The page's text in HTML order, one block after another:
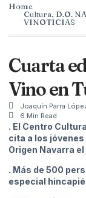
Home
Cultura, D.O.
VINOTICIAS
Cuarta
Vino en
Joaquín Parra
6 Min Read
. El Centro
cita a los jóvenes
Origen Navarra
. Más de 500
especial